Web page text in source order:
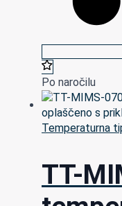
Po naročilu
Temperaturna
TT-